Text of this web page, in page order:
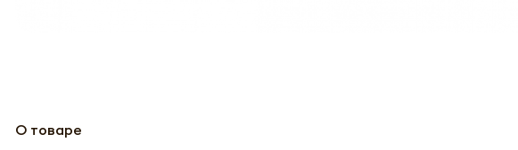
О товаре